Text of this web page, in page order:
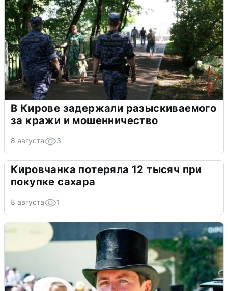
В Кирове задержали разыскиваемого
за кражи и мошенничество
8 августа 3
Кировчанка потеряла 12 тысяч при
покупке сахара
8 августа 1